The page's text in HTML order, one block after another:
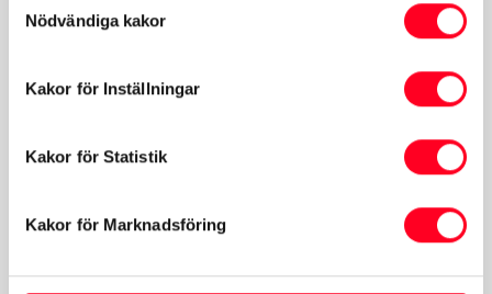
Nödvändiga kakor
Kakor för Inställningar
Kakor för Statistik
Kakor för Marknadsföring
Däckcenter
Mån-Fre:07:00-16:00
Lör-Sön:Stängt
Hyrbilar